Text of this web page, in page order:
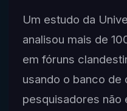
Um estudo da
analisou mais de
em fóruns
usando o banco de
pesquisadores não